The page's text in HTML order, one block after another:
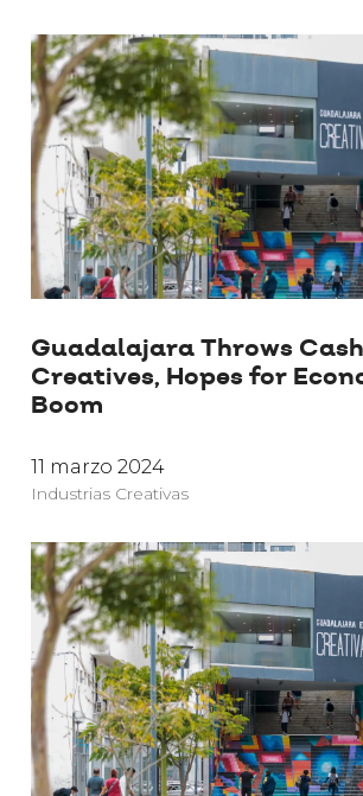
Guadalajara Throws
Creatives, Hopes for
Boom
11 marzo 2024
Industrias Creativas